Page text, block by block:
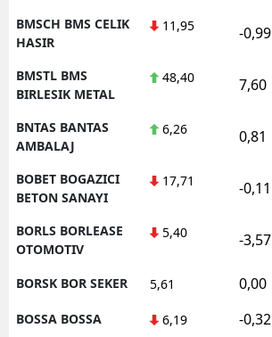
BMSCH BMS CELIK
HASIR
11,95 -0,99
BMSTL BMS
BIRLESIK METAL
48,40 7,60
BNTAS BANTAS
AMBALAJ
6,26 0,81
BOBET BOGAZICI
BETON SANAYI
17,71 -0,11
BORLS BORLEASE
OTOMOTIV
5,40 -3,57
BORSK BOR SEKER 5,61 0,00
BOSSA BOSSA 6,19 -0,32